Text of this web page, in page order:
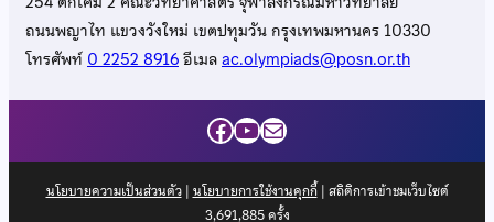
ถนนพญาไท แขวงวังใหม่ เขตปทุมวัน กรุงเทพมหานคร 10330
โทรศัพท์0 2252 8916อีเมลac.olympiads@posn.or.th
Facebook
YouTube
Mail
นโยบายความเป็นส่วนตัว| นโยบายการใช้งานคุกกี้| สถิติการเข้าชมเว็บไซต์
3,691,885ครั้ง